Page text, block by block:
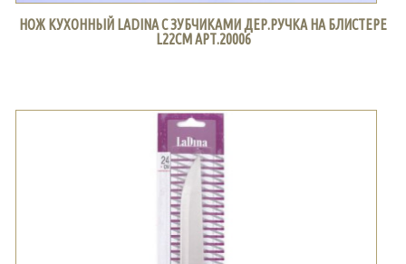
НОЖ КУХОННЫЙ LADINA С ЗУБЧИКАМИ ДЕР.РУЧКА НА БЛИСТЕРЕ
L22СМ АРТ.20006